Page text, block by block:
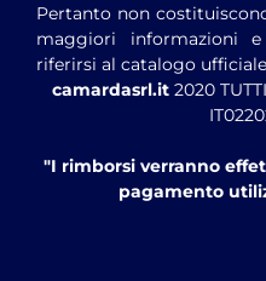
Pertanto non
maggiori informazioni
riferirsi al catalogo
camardasrl.it2020
"I rimborsi verranno
pagamento